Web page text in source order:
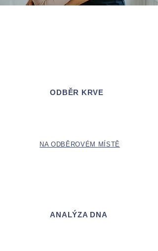
ODBĚR KRVE
NA ODBĚROVÉM MÍSTĚ
ANALÝZA DNA